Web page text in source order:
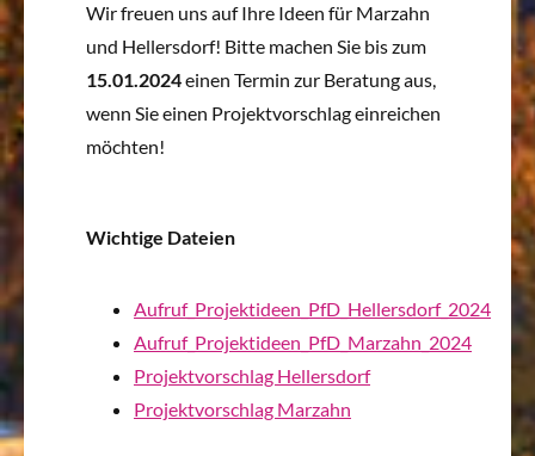
Wir freuen uns auf Ihre Ideen für Marzahn
und Hellersdorf! Bitte machen Sie bis zum
15.01.2024einen Termin zur Beratung aus,
wenn Sie einen Projektvorschlag einreichen
möchten!
Wichtige Dateien
Aufruf_Projektideen_PfD_Hellersdorf_2024
Aufruf_Projektideen_PfD_Marzahn_2024
Projektvorschlag Hellersdorf
Projektvorschlag Marzahn